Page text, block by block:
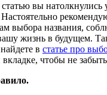
вы натолкнулись
выбора названия,
жизнь в будущем.
в статье про
чтобы не